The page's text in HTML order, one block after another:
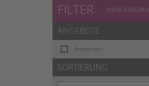
FILTER - zurücksetzen
ANGEBOTE
Ampertec
SORTIERUNG